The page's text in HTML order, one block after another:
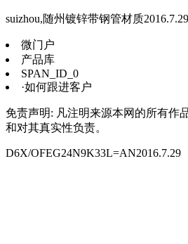
suizhou,随州镀锌带钢管材质2016.7.29
微门户
产品库
SPAN_ID_0
·如何跟进客户
免责声明: 凡注明来源本网的所有作
和对其真实性负责。
D6X/OFEG24N9K33L=AN2016.7.29